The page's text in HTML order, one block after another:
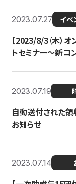
2023.07.27 イベ
【2023/8/3（木）
トセミナー〜新コ
2023.07.19
自動送付された領
お知らせ
2023.07.14